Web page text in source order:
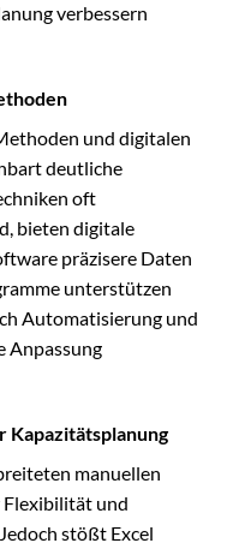
verbessern
und digitalen
deutliche
oft
bieten digitale
präzisere Daten
unterstützen
Automatisierung und
Anpassung
Kapazitätsplanung
manuellen
und
stößt Excel